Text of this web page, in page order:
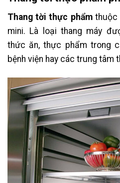
Thang tời thực phẩmthuộc
mini. Là loại thang máy
thức ăn, thực phẩm trong
bệnh viện hay các trung tâm